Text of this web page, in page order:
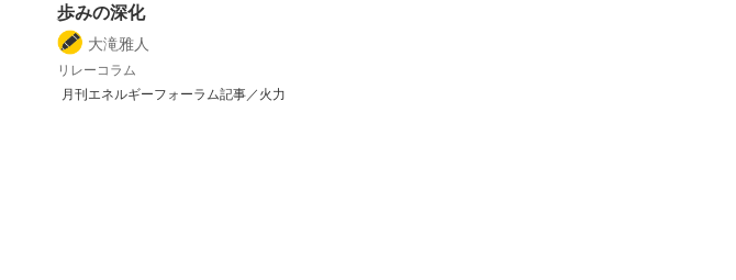
歩みの深化
大滝雅人
リレーコラム
月刊エネルギーフォーラム記事／火力